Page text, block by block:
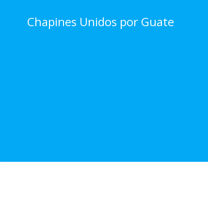
Chapines Unidos por Guate